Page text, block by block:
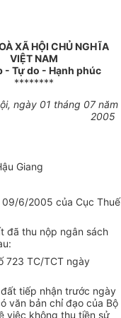
XÃ HỘI CHỦ NGHĨA
VIỆT NAM
- Tự do - Hạnh phúc
********
ngày 01 tháng 07 năm
2005
Giang
09/6/2005 của Cục Thuế
đã thu nộp ngân sách
723 TC/TCT ngày
tiếp nhận trước ngày
văn bản chỉ đạo của Bộ
việc không thu tiền sử